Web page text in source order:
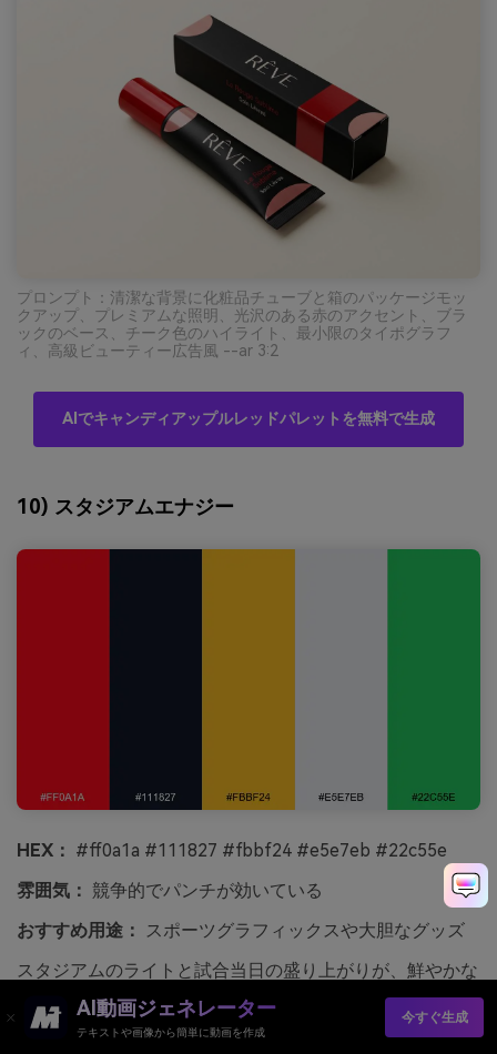
プロンプト：清潔な背景に化粧品チューブと箱のパッケージモッ
クアップ、プレミアムな照明、光沢のある赤のアクセント、ブラ
ックのベース、チーク色のハイライト、最小限のタイポグラフ
ィ、高級ビューティー広告風 --ar 3:2
AIでキャンディアップルレッドパレットを無料で生成
10) スタジアムエナジー
HEX： #ff0a1a #111827 #fbbf24 #e5e7eb #22c55e
雰囲気： 競争的でパンチが効いている
おすすめ用途： スポーツグラフィックスや大胆なグッズ
スタジアムのライトと試合当日の盛り上がりが、鮮やかな
赤、深いネイビー、明るいゴールドで表現されます。背景
や文字にはネイビーを使い、得点、バッジ、強調には赤や
AI動画ジェネレーター
テキストや画像から簡単に動画を作成
今すぐ生成